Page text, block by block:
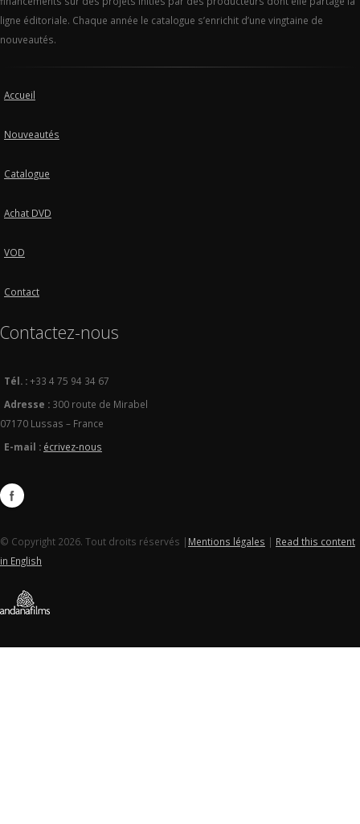
ligne éditoriale. Chaque année le catalogue s’enrichit d’une vingtaine de
nouveautés.
Accueil
Nouveautés
Catalogue
Achat DVD
VOD
Contact
Contactez-nous
Tél. :+33 4 75 94 34 67
Adresse : 300 route de Mirabel
07170 Lussas – France
E-mail : écrivez-nous
© Copyright 2026. Tout droits réservés | Mentions légales | Read this content
in English